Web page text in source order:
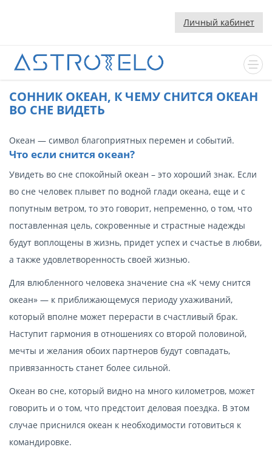
Личный кабинет
CОННИК ОКЕАН, К ЧЕМУ СНИТСЯ ОКЕАН
ВО СНЕ ВИДЕТЬ
Океан — символ благоприятных перемен и событий.
Что если снится океан?
Увидеть во сне спокойный океан – это хороший знак. Если
во сне человек плывет по водной глади океана, еще и с
попутным ветром, то это говорит, непременно, о том, что
поставленная цель, сокровенные и страстные надежды
будут воплощены в жизнь, придет успех и счастье в любви,
а также удовлетворенность своей жизнью.
Для влюбленного человека значение сна «К чему снится
океан» — к приближающемуся периоду ухаживаний,
который вполне может перерасти в счастливый брак.
Наступит гармония в отношениях со второй половиной,
мечты и желания обоих партнеров будут совпадать,
привязанность станет более сильной.
Океан во сне, который видно на много километров, может
говорить и о том, что предстоит деловая поездка. В этом
случае приснился океан к необходимости готовиться к
командировке.